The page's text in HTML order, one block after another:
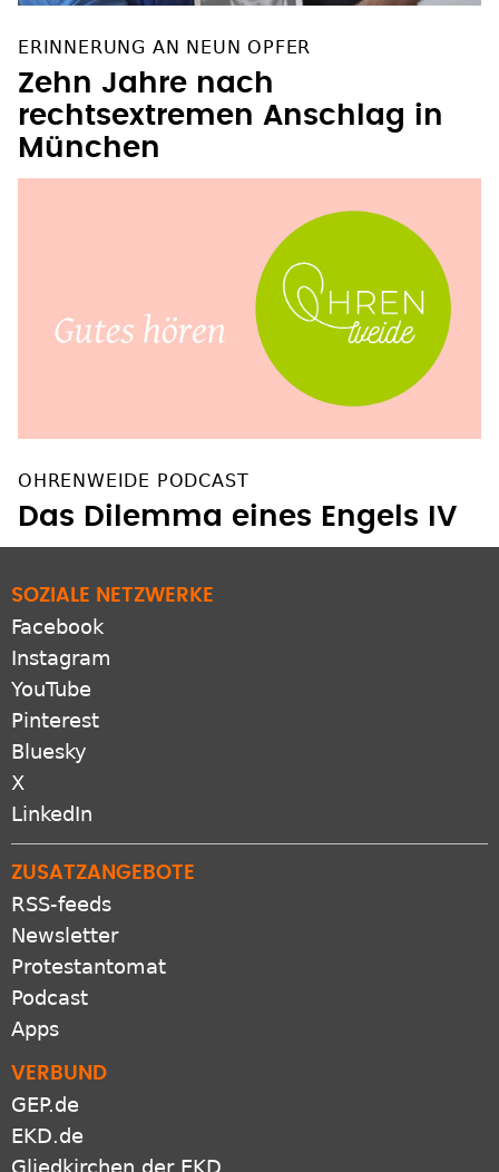
ERINNERUNG AN NEUN OPFER
Zehn Jahre nach
rechtsextremen Anschlag in
München
OHRENWEIDE PODCAST
Das Dilemma eines Engels IV
SOZIALE NETZWERKE
Facebook
Instagram
YouTube
Pinterest
Bluesky
X
LinkedIn
ZUSATZANGEBOTE
RSS-feeds
Newsletter
Protestantomat
Podcast
Apps
VERBUND
GEP.de
EKD.de